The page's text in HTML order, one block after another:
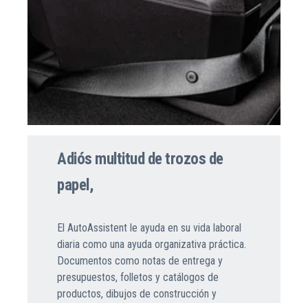
Adiós multitud de trozos de
papel,
El AutoAssistent le ayuda en su vida laboral
diaria como una ayuda organizativa práctica.
Documentos como notas de entrega y
presupuestos, folletos y catálogos de
productos, dibujos de construcción y